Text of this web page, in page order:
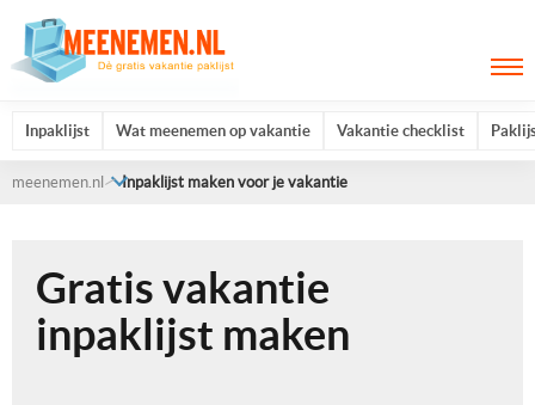
Inpaklijst Wat meenemen op vakantie Vakantie checklist
meenemen.nl Inpaklijst maken voor je vakantie
Gratis vakantie
inpaklijst maken